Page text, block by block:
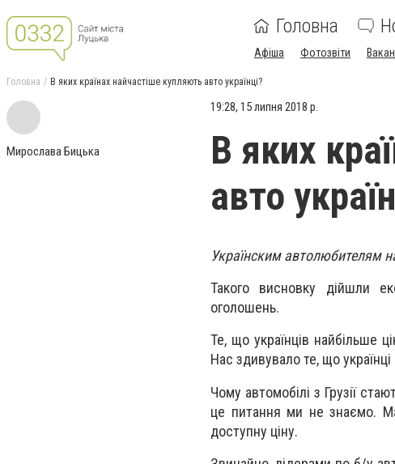
Головна
Афіша Фотозвіти
Головна В яких країнах найчастіше купляють авто українці?
Мирослава Бицька
19:28, 15 липня 2018 р.
В яких
авто
Українским автолюбителям
Такого висновку дійшли
оголошень.
Те, що українців найбільше
Нас здивувало те, що
Чому автомобілі з Грузії
це питання ми не знаємо.
доступну ціну.